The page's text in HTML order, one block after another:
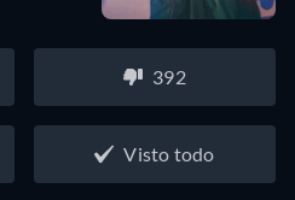
392
Visto todo